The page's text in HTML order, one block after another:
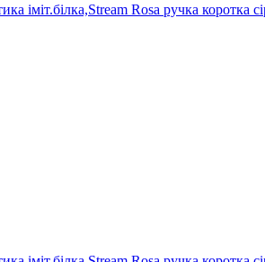
іміт.білка,Stream Rosa ручка коротка